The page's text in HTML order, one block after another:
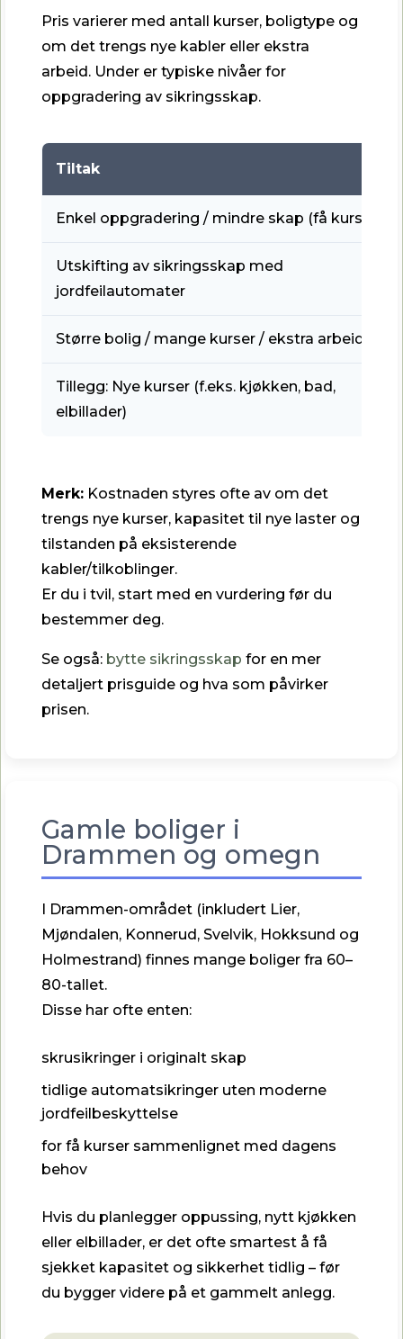
Pris varierer med antall kurser, boligtype og
om det trengs nye kabler eller ekstra
arbeid. Under er typiske nivåer for
oppgradering av sikringsskap.
Tiltak
Enkel oppgradering / mindre skap (få kurser)
Utskifting av sikringsskap med
jordfeilautomater
Større bolig / mange kurser / ekstra arbeid
Tillegg: Nye kurser (f.eks. kjøkken, bad,
elbillader)
Merk: Kostnaden styres ofte av om det
trengs nye kurser, kapasitet til nye laster og
tilstanden på eksisterende
kabler/tilkoblinger.
Er du i tvil, start med en vurdering før du
bestemmer deg.
Se også: bytte sikringsskap for en mer
detaljert prisguide og hva som påvirker
prisen.
Gamle boliger i
Drammen og omegn
I Drammen-området (inkludert Lier,
Mjøndalen, Konnerud, Svelvik, Hokksund og
Holmestrand) finnes mange boliger fra 60–
80-tallet.
Disse har ofte enten:
skrusikringer i originalt skap
tidlige automatsikringer uten moderne
jordfeilbeskyttelse
for få kurser sammenlignet med dagens
behov
Hvis du planlegger oppussing, nytt kjøkken
eller elbillader, er det ofte smartest å få
sjekket kapasitet og sikkerhet tidlig – før
du bygger videre på et gammelt anlegg.